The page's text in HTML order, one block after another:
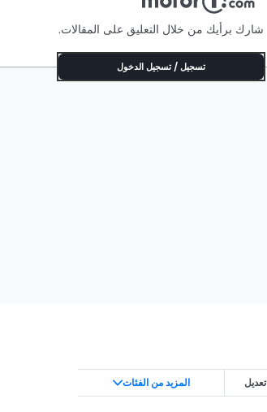
شارك برأيك من خلال التعليق على المقالات.
تسجيل / تسجيل الدخول
المزيد من الفئات
تعديل